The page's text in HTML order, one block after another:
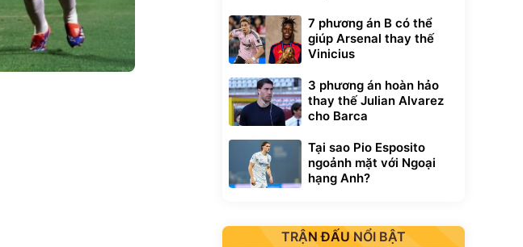
7 phương án B có thể
giúp Arsenal thay thế
Vinicius
3 phương án hoàn hảo
thay thế Julian Alvarez
cho Barca
Tại sao Pio Esposito
ngoảnh mặt với Ngoại
hạng Anh?
TRẬN ĐẤU NỔI BẬT